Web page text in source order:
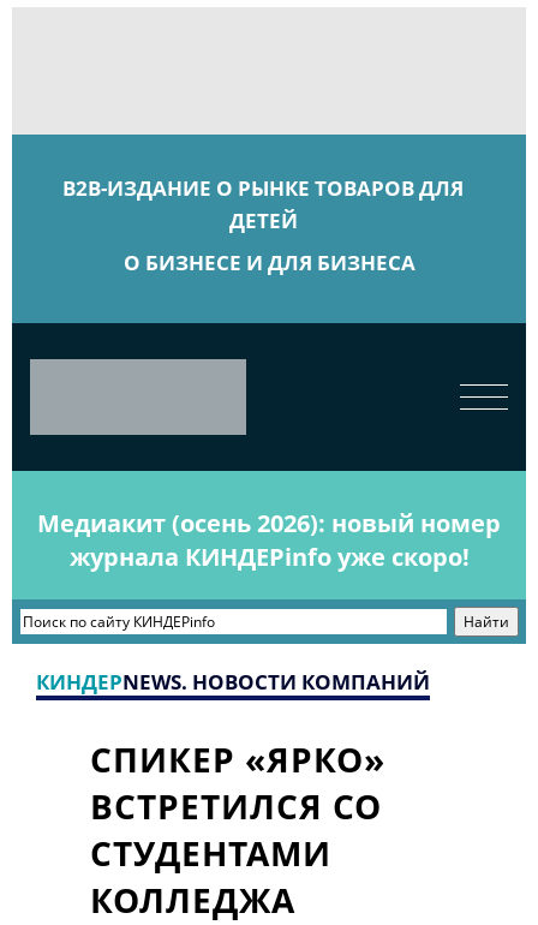
B2B-ИЗДАНИЕ О РЫНКЕ ТОВАРОВ ДЛЯ
ДЕТЕЙ
О БИЗНЕСЕ И ДЛЯ БИЗНЕСА
Медиакит (осень 2026): новый номер
журнала КИНДЕРinfo уже скоро!
КИНДЕРNEWS. НОВОСТИ КОМПАНИЙ
СПИКЕР «ЯРКО»
ВСТРЕТИЛСЯ СО
СТУДЕНТАМИ
КОЛЛЕДЖА